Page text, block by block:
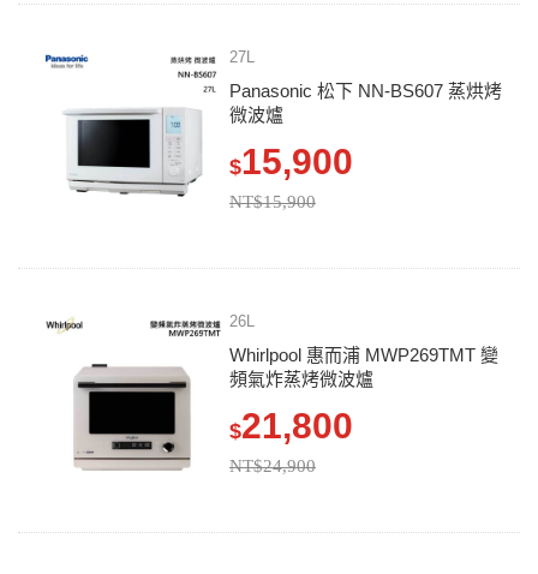
27L
Panasonic 松下 NN-BS607 蒸烘烤
微波爐
$15,900
NT$15,900
26L
Whirlpool 惠而浦 MWP269TMT 變
頻氣炸蒸烤微波爐
$21,800
NT$24,900